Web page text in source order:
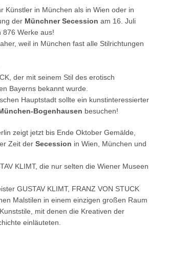
Künstler in München als in Wien oder in
der Münchner Secession am 16. Juli
876 Werke aus!
weil in München fast alle Stilrichtungen
der mit seinem Stil des erotisch
Bayerns bekannt wurde.
Hauptstadt sollte ein kunstinteressierter
Bogenhausen besuchen!
zeigt jetzt bis Ende Oktober Gemälde,
Zeit der Secession in Wien, München und
KLIMT, die nur selten die Wiener Museen
GUSTAV KLIMT, FRANZ VON STUCK
Malstilen in einem einzigen großen Raum
mit denen die Kreativen der
einläuteten.